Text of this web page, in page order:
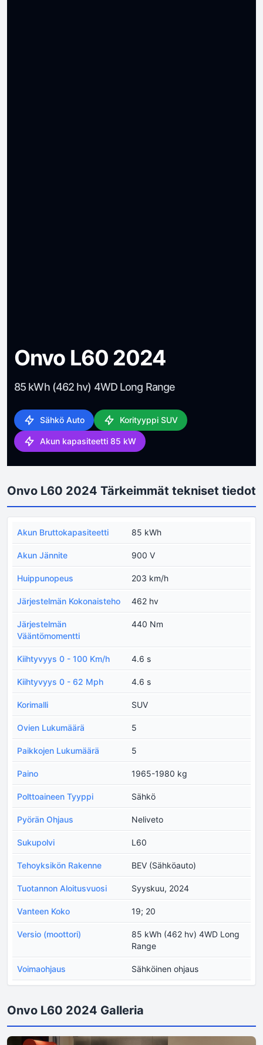
Onvo L60 2024
85 kWh (462 hv) 4WD Long Range
Sähkö Auto Korityyppi SUV
Akun kapasiteetti 85 kW
Onvo L60 2024 Tärkeimmät tekniset tiedot
Akun Bruttokapasiteetti 85 kWh
Akun Jännite 900 V
Huippunopeus 203 km/h
Järjestelmän Kokonaisteho 462 hv
Järjestelmän
Vääntömomentti
440 Nm
Kiihtyvyys 0 - 100 Km/h 4.6 s
Kiihtyvyys 0 - 62 Mph 4.6 s
Korimalli SUV
Ovien Lukumäärä 5
Paikkojen Lukumäärä 5
Paino 1965-1980 kg
Polttoaineen Tyyppi Sähkö
Pyörän Ohjaus Neliveto
Sukupolvi L60
Tehoyksikön Rakenne BEV (Sähköauto)
Tuotannon Aloitusvuosi Syyskuu, 2024
Vanteen Koko 19; 20
Versio (moottori)
85 kWh (462 hv) 4WD Long
Range
Voimaohjaus Sähköinen ohjaus
Onvo L60 2024 Galleria